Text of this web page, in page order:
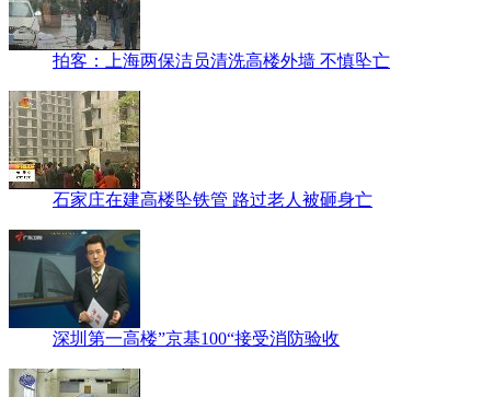
拍客：上海两保洁员清洗高楼外墙 不慎坠亡
石家庄在建高楼坠铁管 路过老人被砸身亡
深圳第一高楼”京基100“接受消防验收